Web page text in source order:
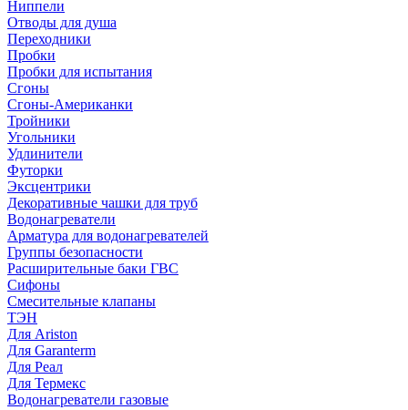
Ниппели
Отводы для душа
Переходники
Пробки
Пробки для испытания
Сгоны
Сгоны-Американки
Тройники
Угольники
Удлинители
Футорки
Эксцентрики
Декоративные чашки для труб
Водонагреватели
Арматура для водонагревателей
Группы безопасности
Расширительные баки ГВС
Сифоны
Смесительные клапаны
ТЭН
Для Ariston
Для Garanterm
Для Реал
Для Термекс
Водонагреватели газовые